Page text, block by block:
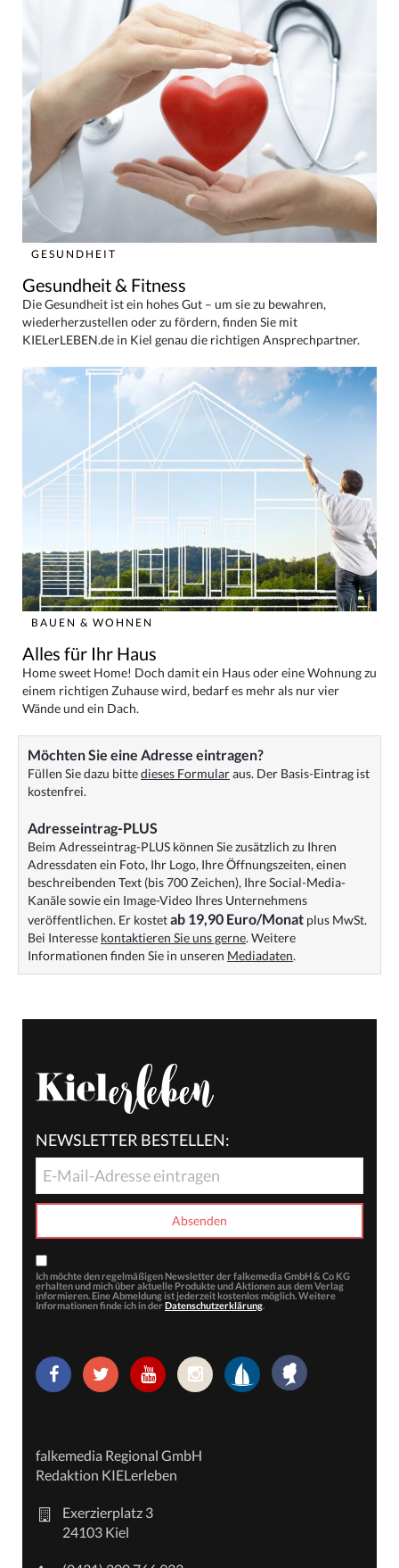
GESUNDHEIT
Gesundheit & Fitness
Die Gesundheit ist ein hohes Gut – um sie zu bewahren,
wiederherzustellen oder zu fördern, finden Sie mit
KIELerLEBEN.de in Kiel genau die richtigen Ansprechpartner.
BAUEN & WOHNEN
Alles für Ihr Haus
Home sweet Home! Doch damit ein Haus oder eine Wohnung zu
einem richtigen Zuhause wird, bedarf es mehr als nur vier
Wände und ein Dach.
Möchten Sie eine Adresse eintragen?
Füllen Sie dazu bittedieses Formularaus. Der Basis-Eintrag ist
kostenfrei.
Adresseintrag-PLUS
Beim Adresseintrag-PLUS können Sie zusätzlich zu Ihren
Adressdaten ein Foto, Ihr Logo, Ihre Öffnungszeiten, einen
beschreibenden Text (bis 700 Zeichen), Ihre Social-Media-
Kanäle sowie ein Image-Video Ihres Unternehmens
veröffentlichen. Er kostetab 19,90 Euro/Monat plus MwSt.
Bei Interesse kontaktieren Sie uns gerne. Weitere
Informationen finden Sie in unseren Mediadaten.
NEWSLETTER BESTELLEN:
Ich möchte den regelmäßigen Newsletter der falkemedia GmbH & Co KG
erhalten und mich über aktuelle Produkte und Aktionen aus dem Verlag
informieren. Eine Abmeldung ist jederzeit kostenlos möglich. Weitere
Informationen finde ich in der Datenschutzerklärung.
falkemedia Regional GmbH
Redaktion KIELerleben
Exerzierplatz 3
24103 Kiel